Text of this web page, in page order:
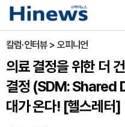
칼럼·인터뷰 > 오피니언
의료 결정을 위한 더
결정 (SDM: Shared
대가 온다! [헬스레터]